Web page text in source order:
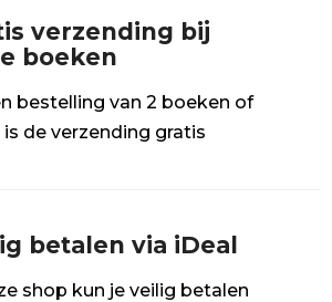
verzending bij
boeken
bestelling van 2 boeken of
is de verzending gratis
betalen via iDeal
shop kun je veilig betalen